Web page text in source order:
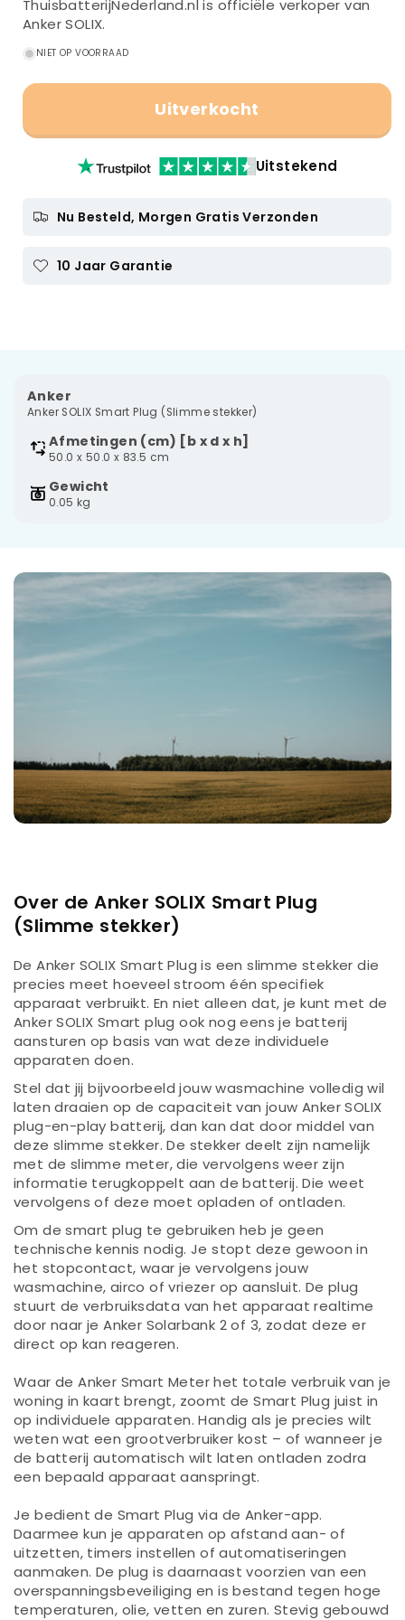
ThuisbatterijNederland.nl is officiële verkoper van
Anker SOLIX.
NIET OP VOORRAAD
Uitverkocht
Uitstekend
Nu Besteld, Morgen Gratis Verzonden
10 Jaar Garantie
Anker
Anker SOLIX Smart Plug (Slimme stekker)
Afmetingen (cm) [b x d x h]
50.0 x 50.0 x 83.5 cm
Gewicht
0.05 kg
Over de Anker SOLIX Smart Plug
(Slimme stekker)
De Anker SOLIX Smart Plug is een slimme stekker die
precies meet hoeveel stroom één specifiek
apparaat verbruikt. En niet alleen dat, je kunt met de
Anker SOLIX Smart plug ook nog eens je batterij
aansturen op basis van wat deze individuele
apparaten doen.
Stel dat jij bijvoorbeeld jouw wasmachine volledig wil
laten draaien op de capaciteit van jouw Anker SOLIX
plug-en-play batterij, dan kan dat door middel van
deze slimme stekker. De stekker deelt zijn namelijk
met de slimme meter, die vervolgens weer zijn
informatie terugkoppelt aan de batterij. Die weet
vervolgens of deze moet opladen of ontladen.
Om de smart plug te gebruiken heb je geen
technische kennis nodig. Je stopt deze gewoon in
het stopcontact, waar je vervolgens jouw
wasmachine, airco of vriezer op aansluit. De plug
stuurt de verbruiksdata van het apparaat realtime
door naar je Anker Solarbank 2 of 3, zodat deze er
direct op kan reageren.
Waar de Anker Smart Meter het totale verbruik van je
woning in kaart brengt, zoomt de Smart Plug juist in
op individuele apparaten. Handig als je precies wilt
weten wat een grootverbruiker kost – of wanneer je
de batterij automatisch wilt laten ontladen zodra
een bepaald apparaat aanspringt.
Je bedient de Smart Plug via de Anker-app.
Daarmee kun je apparaten op afstand aan- of
uitzetten, timers instellen of automatiseringen
aanmaken. De plug is daarnaast voorzien van een
overspanningsbeveiliging en is bestand tegen hoge
temperaturen, olie, vetten en zuren. Stevig gebouwd